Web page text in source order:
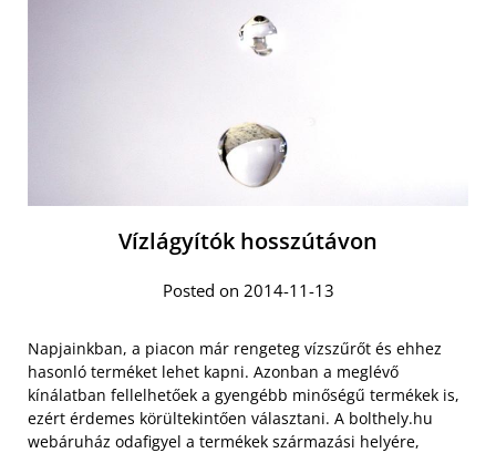
Vízlágyítók hosszútávon
Posted on 2014-11-13
Napjainkban, a piacon már rengeteg vízszűrőt és ehhez
hasonló terméket lehet kapni. Azonban a meglévő
kínálatban fellelhetőek a gyengébb minőségű termékek is,
ezért érdemes körültekintően választani. A bolthely.hu
webáruház odafigyel a termékek származási helyére,